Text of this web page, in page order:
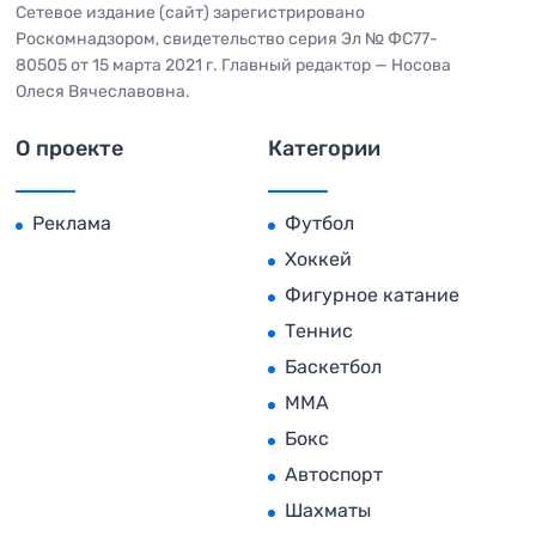
Сетевое издание (сайт) зарегистрировано
Роскомнадзором, свидетельство серия Эл № ФС77-
80505 от 15 марта 2021 г. Главный редактор — Носова
Олеся Вячеславовна.
О проекте
Реклама
Категории
Футбол
Хоккей
Фигурное катание
Теннис
Баскетбол
MMA
Бокс
Автоспорт
Шахматы